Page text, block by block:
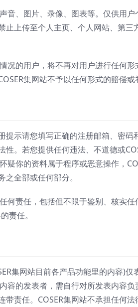
音、图片、录像、图表等。仅供用
上传至个人主页、个人网站、第三
况的用户，将不再对用户进行任何
集网站不予以任何形式的赔偿或
示请您填写正确的注册邮箱、密码
。若您提供任何违法、不道德或
疑你的资料属于程序或恶意操作，
全部或任何部分。
何责任，包括但不限于鉴别、核实
责任。
集网站目前各产品功能里的内容)仅
容的发表者，需自行对所发表内容负
责任。COSER集网站不承担任何